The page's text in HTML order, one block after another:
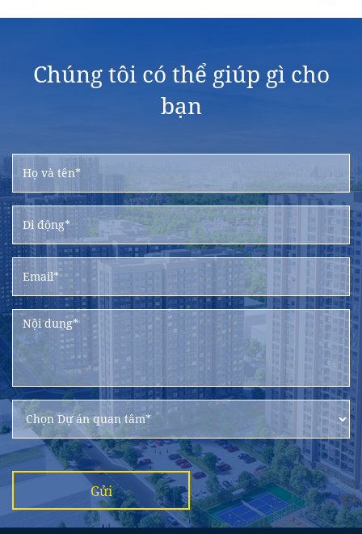
Chúng tôi có thể giúp gì cho
bạn
Gửi